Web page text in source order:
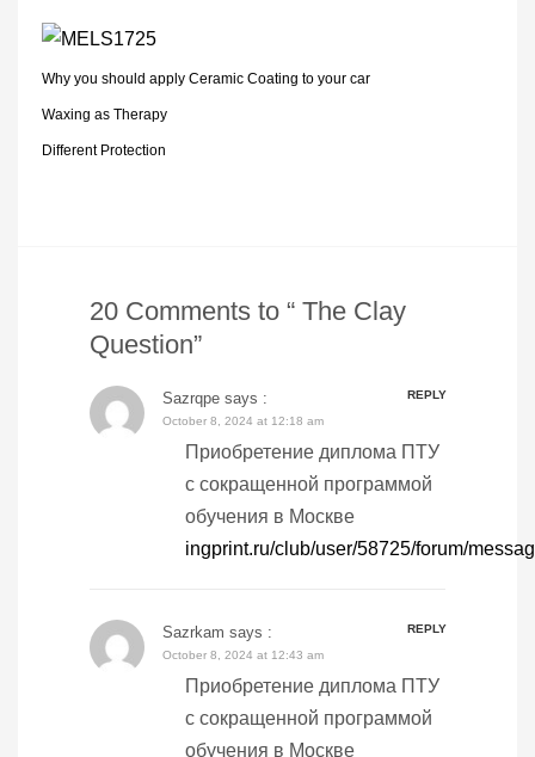
Why you should apply Ceramic Coating to your car
Waxing as Therapy
Different Protection
20 Comments to “ The Clay
Question”
Sazrqpe says :
REPLY
October 8, 2024 at 12:18 am
Приобретение диплома ПТУ
с сокращенной программой
обучения в Москве
ingprint.ru/club/user/58725/forum/
Sazrkam says :
REPLY
October 8, 2024 at 12:43 am
Приобретение диплома ПТУ
с сокращенной программой
обучения в Москве